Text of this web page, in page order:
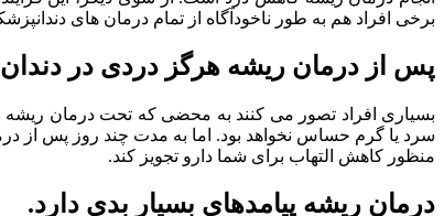
برخی افراد هم به طور ناخودآگاه از تمام درمان های
پس از درمان ریشه هرگز دردی در
بسیاری افراد تصور می کنند به محضی که تحت درمان ریشه
سرد یا گرم حساس نخواهد بود. اما به مدت چند روز پس از
منظور کاهش التهاب برای شما دارو تجویز کند.
درمان ریشه پیامدهای بسیار بدی دارد.